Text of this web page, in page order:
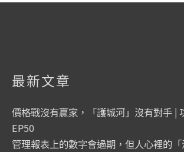
最新文章
價格戰沒有贏家，「護城河」沒有對手 |
EP50
管理報表上的數字會過期，但人心裡的